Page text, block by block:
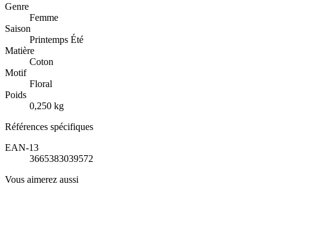
Genre
Femme
Saison
Printemps Été
Matière
Coton
Motif
Floral
Poids
0,250 kg
Références spécifiques
EAN-13
3665383039572
Vous aimerez aussi